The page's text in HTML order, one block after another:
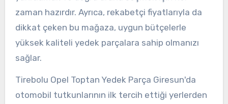
zaman hazırdır. Ayrıca, rekabetçi fiyatlarıyla da
dikkat çeken bu mağaza, uygun bütçelerle
yüksek kaliteli yedek parçalara sahip olmanızı
sağlar.
Tirebolu Opel Toptan Yedek Parça Giresun'da
otomobil tutkunlarının ilk tercih ettiği yerlerden